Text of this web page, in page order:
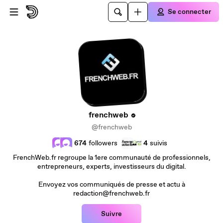
Passer au contenu principal
Se connecter
frenchweb
@frenchweb
674 followers 4 suivis
FrenchWeb.fr regroupe la 1ere communauté de professionnels,
entrepreneurs, experts, investisseurs du digital.
Envoyez vos communiqués de presse et actu à
redaction@frenchweb.fr
Suivre